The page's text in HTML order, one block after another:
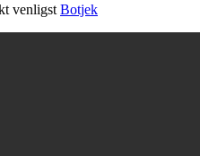
venligst Botjek